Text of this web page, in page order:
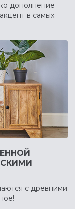
дополнение
в самых
с древними